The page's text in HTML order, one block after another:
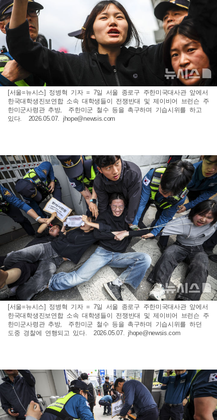
[서울=뉴시스] 정병혁 기자 = 7일 서울 종로구 주한미국대사관 앞에서
한국대학생진보연합 소속 대학생들이 전쟁반대 및 제이비어 브런슨 주
한미군사령관 추방, 주한미군 철수 등을 촉구하며 기습시위를 하고
있다. 2026.05.07. jhope@newsis.com
[서울=뉴시스] 정병혁 기자 = 7일 서울 종로구 주한미국대사관 앞에서
한국대학생진보연합 소속 대학생들이 전쟁반대 및 제이비어 브런슨 주
한미군사령관 추방, 주한미군 철수 등을 촉구하며 기습시위를 하던
도중 경찰에 연행되고 있다. 2026.05.07. jhope@newsis.com